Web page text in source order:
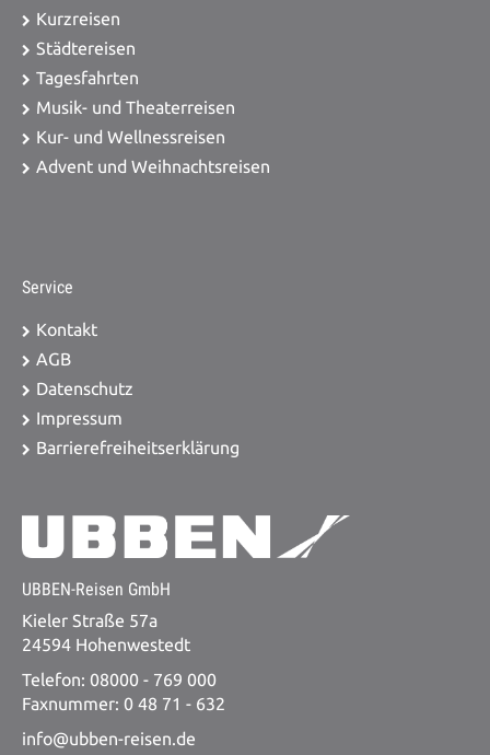
Kurzreisen
Städtereisen
Tagesfahrten
Musik- und Theaterreisen
Kur- und Wellnessreisen
Advent und Weihnachtsreisen
Service
Kontakt
AGB
Datenschutz
Impressum
Barrierefreiheitserklärung
UBBEN-Reisen GmbH
Kieler Straße 57a
24594 Hohenwestedt
Telefon: 08000 - 769 000
Faxnummer: 0 48 71 - 632
info@ubben-reisen.de